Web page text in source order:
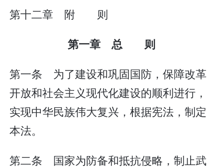
第十二章 附 则
第一章 总 则
第一条 为了建设和巩固国防，保障改革
开放和社会主义现代化建设的顺利进行，
实现中华民族伟大复兴，根据宪法，制定
本法。
第二条 国家为防备和抵抗侵略，制止武